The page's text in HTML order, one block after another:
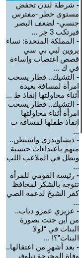
- شرطة لندن تخفض
مستوى خطر -مفترس
جنسي- لضعف البصر
فيرتكب 3 جر ...
- المملكة المتحدة: نساء
يروين لبي بي سي
قصص اغتصاب وإساءة
في ك ...
- التشيك.. قطار يسحب
امرأة لمسافة بعيدة
أثناء محاولتها إنقاذ ط ...
- التشيك.. قطار يسحب
امرأة أثناء محاولتها
إنقاذ طفلها لمسافة ب
...
- ديشاوندري واشنطن..
متهم باعتداءات جنسية
وبطل في الملاعب اللب
...
- رئيسة القومي للمرأة
تتوجه بالشكر لمحافظ
كفر الشيخ لدعمه الصي
...
- عزيزي عمرو دياب..
من أين جئت بصورة
البنات في “لولا
البنات”؟! ...
- بعد أشهرٍ من اعتقالها..
وفاة المخرجة نيلوفر